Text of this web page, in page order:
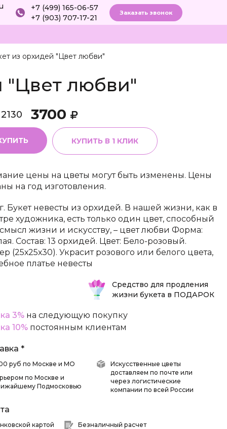
+7 (499) 165-06-57
+7 (903) 707-17-21
Заказать звонок
из орхидей "Цвет любви"
"Цвет любви"
3700
КУПИТЬ В 1 КЛИК
цены на цветы могут быть изменены. Цены
на год изготовления.
Букет невесты из орхидей. В нашей жизни, как в
художника, есть только один цвет, способный
жизни и искусству, – цвет любви Форма:
Состав: 13 орхидей. Цвет: Бело-розовый.
(25х25х30). Украсит розового или белого цвета,
платье невесты
Средство для продления
жизни букета в ПОДАРОК
3% на следующую покупку
10% постоянным клиентам
*
руб по Москве и МО
по Москве и
Подмосковью
Искусственные цветы
доставляем по почте или
через логистические
компании по всей России
картой
Безналичный расчет